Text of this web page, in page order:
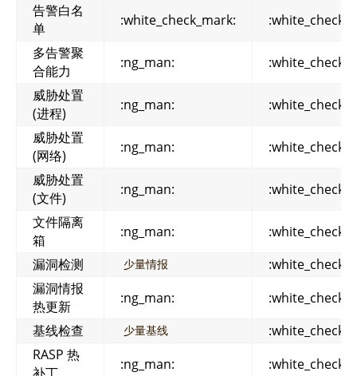
告警白名
单
:white_check_mark:
多告警聚
合能力
:ng_man:
威胁处置
(进程)
:ng_man:
威胁处置
(网络)
:ng_man:
威胁处置
(文件)
:ng_man:
文件隔离
箱
:ng_man:
漏洞检测
少量情报
漏洞情报
热更新
:ng_man:
基线检查
少量基线
RASP 热
:ng_man: